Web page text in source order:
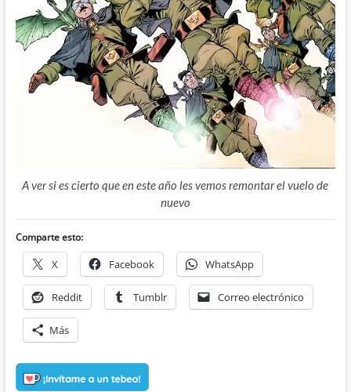
A ver si es cierto que en este año les vemos remontar el vuelo de
nuevo
Comparte esto:
X Facebook WhatsApp
Reddit Tumblr Correo electrónico
Más